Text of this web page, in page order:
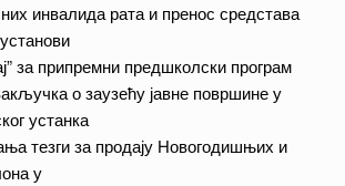
инвалида рата и пренос средстава
за припремни предшколски програм
о заузећу јавне површине у
устанка
тезги за продају Новогодишњих и
у